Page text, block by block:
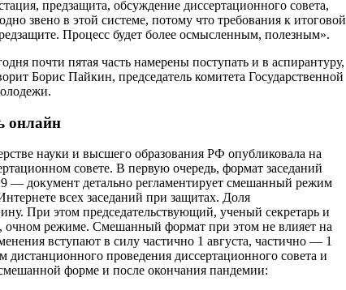
предзащита, обсуждение диссертационного совета,
звено в этой системе, потому что требования к итоговой
Процесс будет более осмысленным, полезным».
почти пятая часть намерены поступать и в аспирантуру,
Борис Пайкин, председатель комитета Государственной
онлайн
науки и высшего образования РФ опубликовала на
совете. В первую очередь, формат заседаний
— документ детально регламентирует смешанный режим
всех заседаний при защитах. Доля
При этом председательствующий, ученый секретарь и
очном режиме. Смешанный формат при этом не влияет на
вступают в силу частично 1 августа, частично — 1
дистанционного проведения диссертационного совета и
форме и после окончания пандемии: